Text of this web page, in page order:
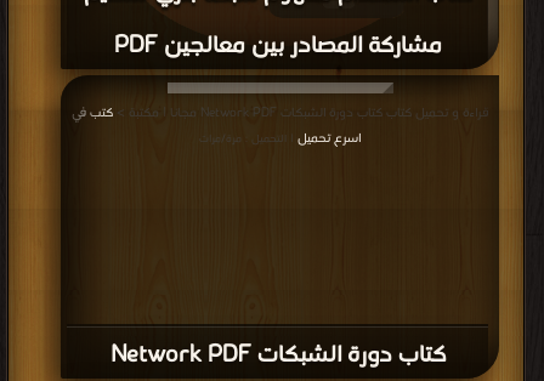
مشاركة المصادر بين معالجين PDF
قراءة و تحميل كتاب كتاب استخدام مفهوم شبكة بتري لتنظيم مشاركة المصادر بين
معالجين PDF مجانا | مكتبة >
كتب في مجانا| التحميل : مرة/مرات
كتاب دورة الشبكات Network PDF
قراءة و تحميل كتاب كتاب دورة الشبكات Network PDF مجانا | مكتبة >
كتب في
اسرع تحميل
| التحميل : مرة/مرات